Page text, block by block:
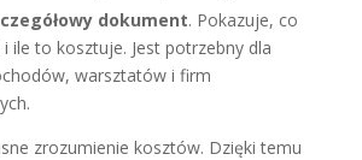
dokument. Pokazuje, co
ile to kosztuje. Jest potrzebny dla
warsztatów i firm
zrozumienie kosztów. Dzięki temu